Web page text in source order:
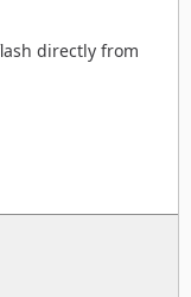
kann:
WLANs,
directly from